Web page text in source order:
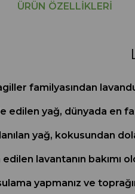
ÜRÜN ÖZELLIKLERI
familyasından
edilen yağ, dünyada en
yağ, kokusundan
lavantanın bakımı
yapmanız ve